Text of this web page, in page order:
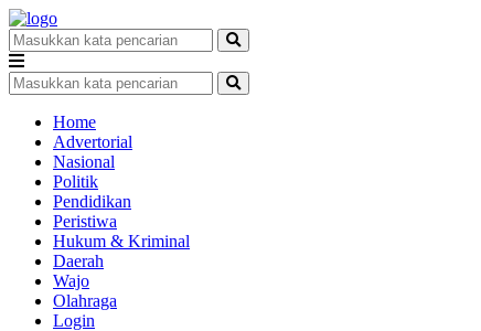
Home
Advertorial
Nasional
Politik
Pendidikan
Peristiwa
Hukum & Kriminal
Daerah
Wajo
Olahraga
Login